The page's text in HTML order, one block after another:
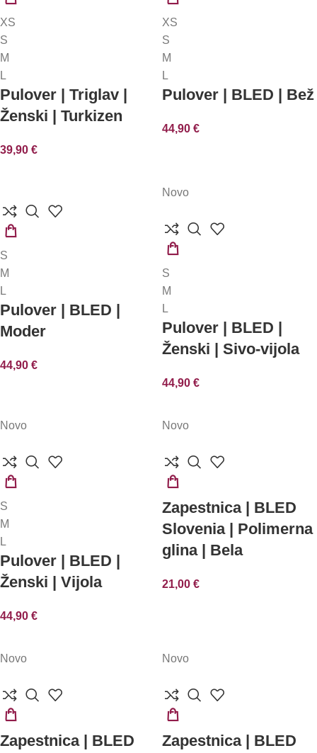
MOŽNOSTI
XS
S
M
L
Pulover | Triglav |
Ženski | Turkizen
39,90 €
MOŽNOSTI
XS
S
M
L
Pulover | BLED | Bež
44,90 €
MOŽNOSTI
S
M
L
Pulover | BLED |
Moder
44,90 €
Novo
MOŽNOSTI
S
M
L
Pulover | BLED |
Ženski | Sivo-vijola
44,90 €
Novo
MOŽNOSTI
S
M
L
Pulover | BLED |
Ženski | Vijola
44,90 €
Novo
MOŽNOSTI
Zapestnica | BLED
Slovenia | Polimerna
glina | Bela
21,00 €
Novo
V
Zapestnica | BLED
Novo
MOŽNOSTI
Zapestnica | BLED